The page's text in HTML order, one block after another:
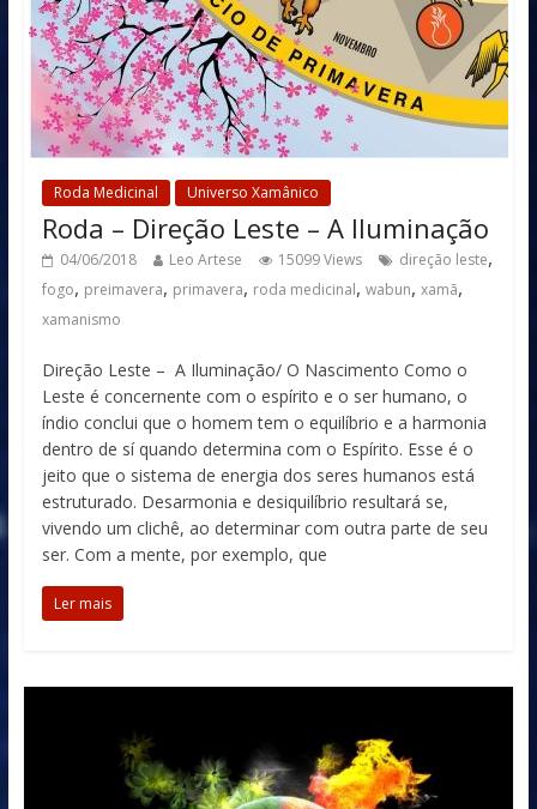
Roda Medicinal Universo Xamânico
Roda – Direção Leste – A Iluminação
04/06/2018 Leo Artese 15099 Views direção leste,
fogo, preimavera, primavera, roda medicinal, wabun, xamã,
xamanismo
Direção Leste – A Iluminação/ O Nascimento Como o
Leste é concernente com o espírito e o ser humano, o
índio conclui que o homem tem o equilíbrio e a harmonia
dentro de sí quando determina com o Espírito. Esse é o
jeito que o sistema de energia dos seres humanos está
estruturado. Desarmonia e desiquilíbrio resultará se,
vivendo um clichê, ao determinar com outra parte de seu
ser. Com a mente, por exemplo, que
Ler mais